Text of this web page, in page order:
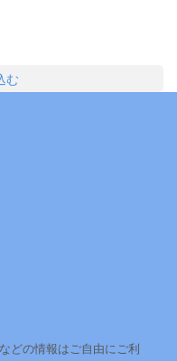
む
どの情報はご自由にご利